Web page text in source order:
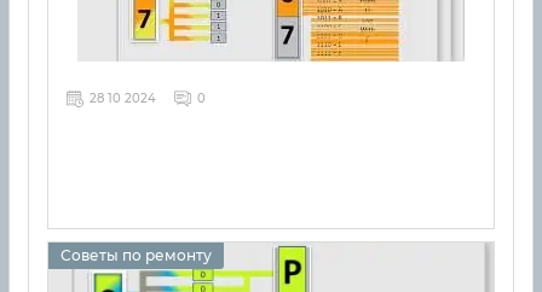
28 10 2024 0
Советы по ремонту